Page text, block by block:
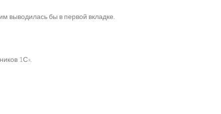
выводилась бы в первой вкладке.
1С».